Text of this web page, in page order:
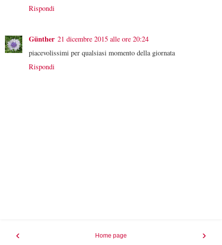
Rispondi
Günther 21 dicembre 2015 alle ore 20:24
piacevolissimi per qualsiasi momento della giornata
Rispondi
‹ ›
Home page